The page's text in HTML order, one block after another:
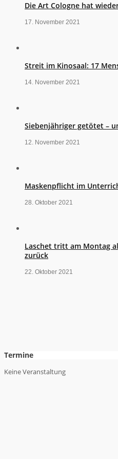
Die Art Cologne hat
17. November 2021
Streit im Kinosaal: 17
14. November 2021
Siebenjähriger getötet –
12. November 2021
Maskenpflicht im
28. Oktober 2021
Laschet tritt am Montag
zurück
22. Oktober 2021
Termine
Keine Veranstaltung